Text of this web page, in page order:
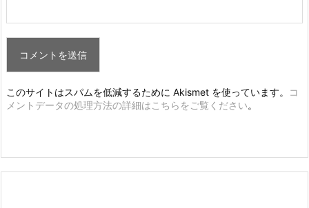
このサイトはスパムを低減するために Akismet を使っています。
コ
メントデータの処理方法の詳細はこちらをご覧ください。